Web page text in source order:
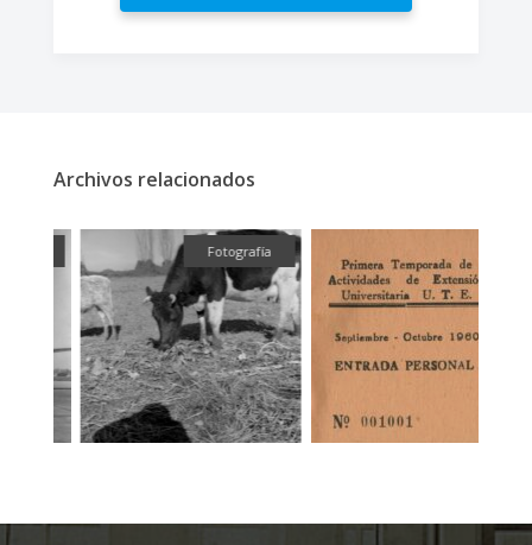
Archivos relacionados
Fotografía